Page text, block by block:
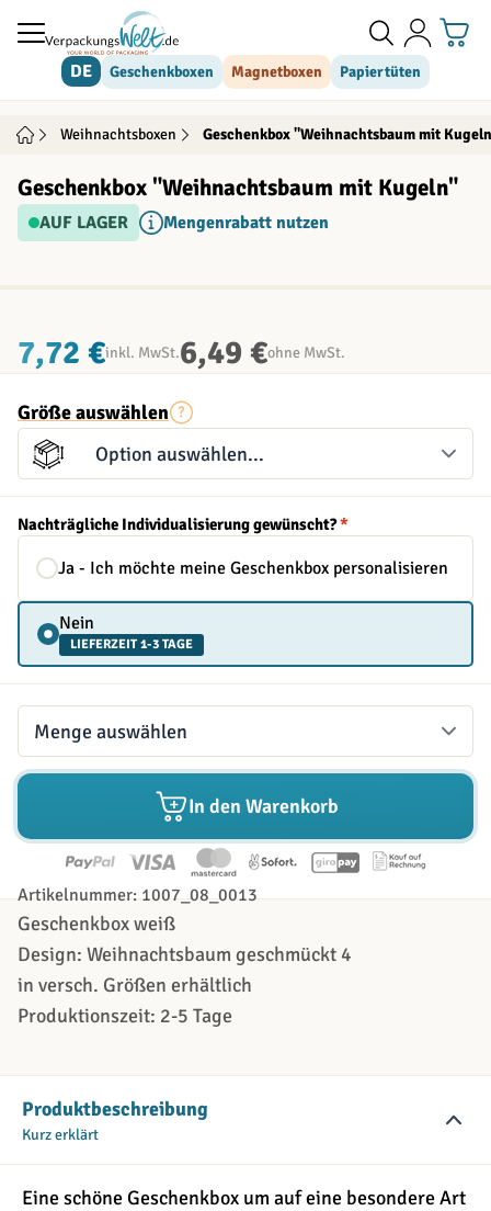
Direkt zum Inhalt
DE Geschenkboxen Magnetboxen Papiertüten
Weihnachtsboxen Geschenkbox "Weihnachtsbaum mit
Geschenkbox "Weihnachtsbaum mit Kugeln"
AUF LAGER Mengenrabatt nutzen
Produktbeschreibung
Kurz erklärt
Eine schöne Geschenkbox um auf eine besondere Art
7,72 €inkl. MwSt.6,49 €ohne MwSt.
Größe auswählen
Nachträgliche Individualisierung gewünscht?*
Ja - Ich möchte meine Geschenkbox personalisieren
Nein
LIEFERZEIT 1-3 TAGE
Menge
In den Warenkorb
Artikelnummer: 1007_08_0013
Geschenkbox weiß
Design: Weihnachtsbaum geschmückt 4
in versch. Größen erhältlich
Produktionszeit: 2-5 Tage